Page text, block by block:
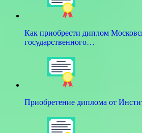
Как приобрести диплом
государственного…
Приобретение диплома от